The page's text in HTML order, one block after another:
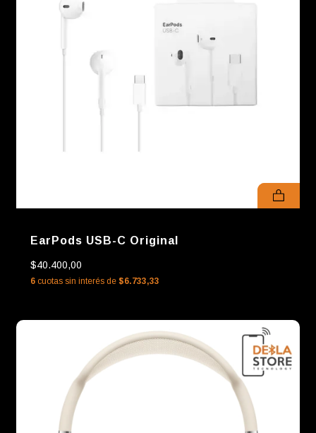
EarPods USB-C Original
$40.400,00
6 cuotas sin interés de $6.733,33